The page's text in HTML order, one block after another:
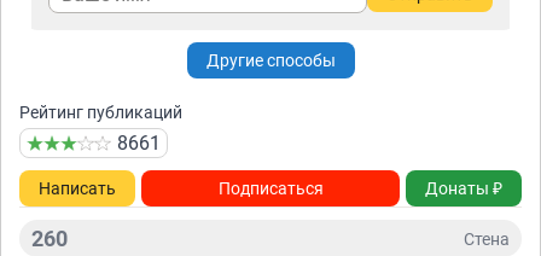
Другие способы
Рейтинг публикаций
8661
Написать Подписаться Донаты ₽
260 Стена